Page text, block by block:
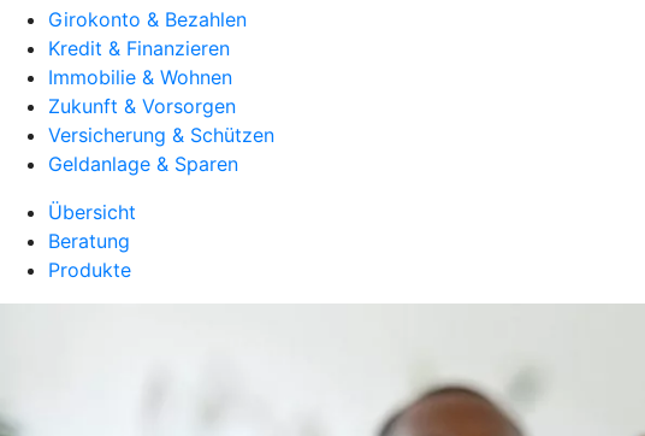
Girokonto & Bezahlen
Kredit & Finanzieren
Immobilie & Wohnen
Zukunft & Vorsorgen
Versicherung & Schützen
Geldanlage & Sparen
Übersicht
Beratung
Produkte